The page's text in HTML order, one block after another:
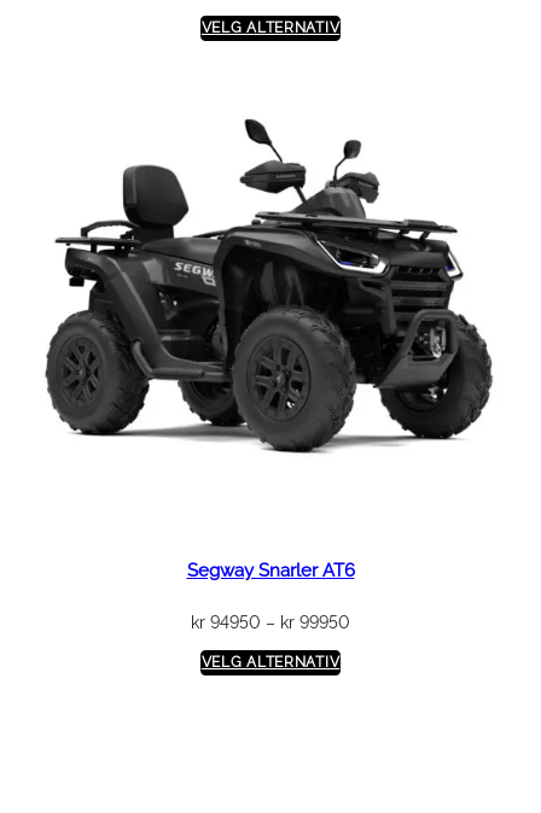
VELG ALTERNATIV
Segway Snarler AT6
kr 94950 – kr 99950
VELG ALTERNATIV